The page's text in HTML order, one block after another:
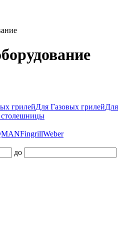
грилейДля Газовых грилейДля
FingrillWeber
до